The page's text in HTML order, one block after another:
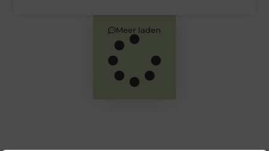
Meer laden